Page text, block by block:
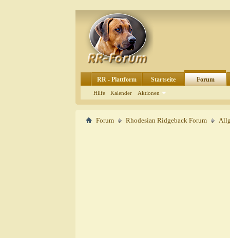
RR - Plattform Startseite Forum
Hilfe Kalender Aktionen
Forum Rhodesian Ridgeback Forum